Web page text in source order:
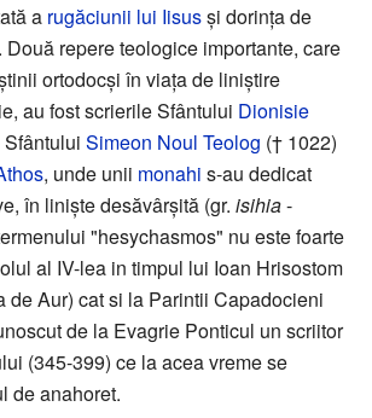
a rugăciunii lui Iisusși dorința de
repere teologice importante, care
ortodocși în viața de liniștire
au fost scrierile Sfântului Dionisie
Simeon Noul Teolog († 1022)
, unde unii monahi s-au dedicat
în liniște desăvârșită (gr. isihia-
"hesychasmos" nu este foarte
al IV-lea in timpul lui Ioan Hrisostom
de Aur) cat si la Parintii Capadocieni
de la Evagrie Ponticul un scriitor
(345-399) ce la acea vreme se
de anahoret.